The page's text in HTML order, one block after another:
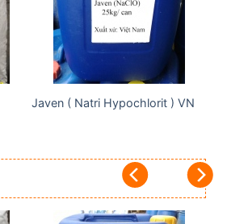
Javen ( Natri Hypochlorit ) VN